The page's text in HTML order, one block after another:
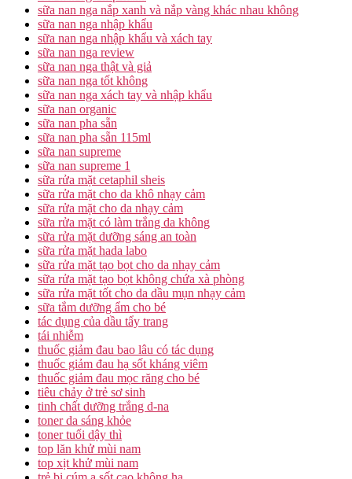
sữa nan nga nắp xanh và nắp vàng khác nhau không
sữa nan nga nhập khẩu
sữa nan nga nhập khẩu và xách tay
sữa nan nga review
sữa nan nga thật và giả
sữa nan nga tốt không
sữa nan nga xách tay và nhập khẩu
sữa nan organic
sữa nan pha sẵn
sữa nan pha sẵn 115ml
sữa nan supreme
sữa nan supreme 1
sữa rửa mặt cetaphil sheis
sữa rửa mặt cho da khô nhạy cảm
sữa rửa mặt cho da nhạy cảm
sữa rửa mặt có làm trắng da không
sữa rửa mặt dưỡng sáng an toàn
sữa rửa mặt hada labo
sữa rửa mặt tạo bọt cho da nhạy cảm
sữa rửa mặt tạo bọt không chứa xà phòng
sữa rửa mặt tốt cho da dầu mụn nhạy cảm
sữa tắm dưỡng ẩm cho bé
tác dụng của dầu tẩy trang
tái nhiễm
thuốc giảm đau bao lâu có tác dụng
thuốc giảm đau hạ sốt kháng viêm
thuốc giảm đau mọc răng cho bé
tiêu chảy ở trẻ sơ sinh
tinh chất dưỡng trắng d-na
toner da sáng khỏe
toner tuổi dậy thì
top lăn khử mùi nam
top xịt khử mùi nam